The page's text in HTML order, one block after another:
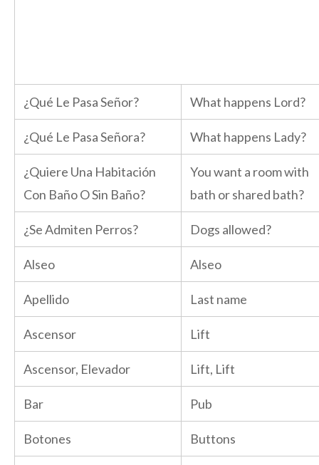
¿Qué Le Pasa Señor? What happens Lord?
¿Qué Le Pasa Señora? What happens Lady?
¿Quiere Una Habitación
Con Baño O Sin Baño?
You want a room with
bath or shared bath?
¿Se Admiten Perros? Dogs allowed?
Alseo Alseo
Apellido Last name
Ascensor Lift
Ascensor, Elevador Lift, Lift
Bar Pub
Botones Buttons